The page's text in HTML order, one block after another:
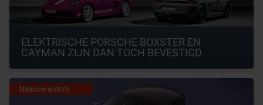
ELEKTRISCHE PORSCHE BOXSTER EN
CAYMAN ZIJN DAN TOCH BEVESTIGD
Nieuwe auto’s